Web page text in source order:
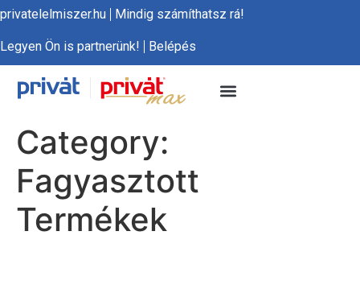
privatelelmiszer.hu Mindig számíthatsz rá!
Legyen Ön is partnerünk! Belépés
Category:
Fagyasztott
Termékek